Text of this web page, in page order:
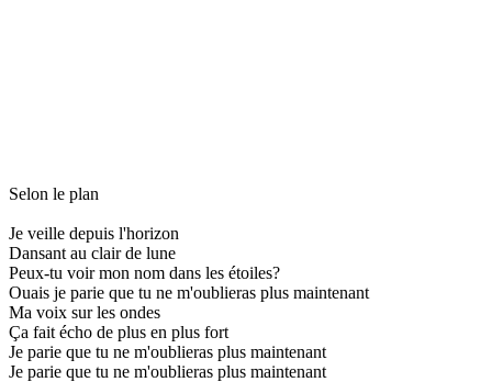
Selon le plan
Je veille depuis l'horizon
Dansant au clair de lune
Peux-tu voir mon nom dans les étoiles?
Ouais je parie que tu ne m'oublieras plus maintenant
Ma voix sur les ondes
Ça fait écho de plus en plus fort
Je parie que tu ne m'oublieras plus maintenant
Je parie que tu ne m'oublieras plus maintenant